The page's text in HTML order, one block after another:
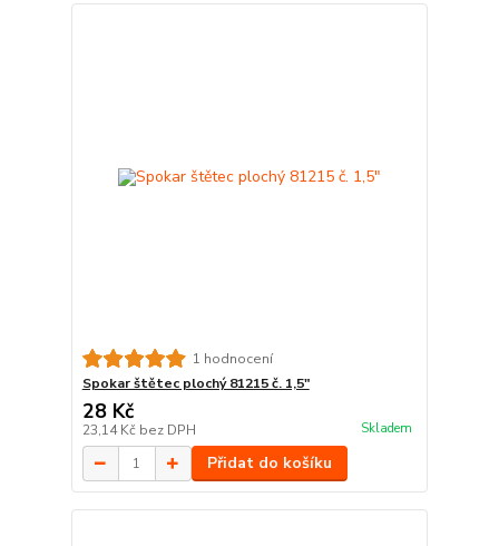
1 hodnocení
Spokar štětec plochý 81215 č. 1,5"
28 Kč
23,14 Kč bez DPH Skladem
Přidat do košíku